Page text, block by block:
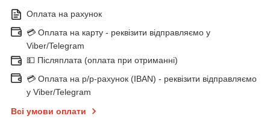
Оплата на рахунок
💳 Оплата на карту - реквізити відправляємо у
Viber/Telegram
💵 Післяплата (оплата при отриманні)
💳 Оплата на р/р-рахунок (IBAN) - реквізити відправляємо
у Viber/Telegram
Всі умови оплати